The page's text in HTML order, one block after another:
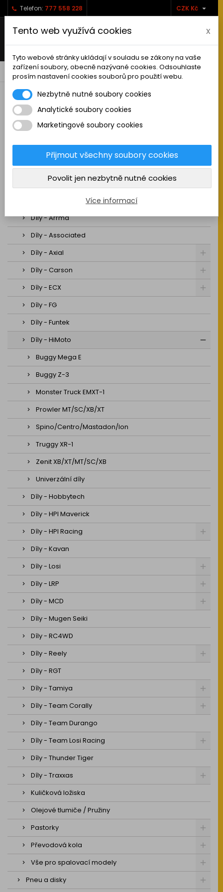
Telefon: 777 558 228 CZK Kč 
   shopping_cart0
RC AUTA
Sestavená auta elektro
Stavebnice aut elektro
Auta na spalovací motor
Náhradní díly
Díly - Arrma
Díly - Associated
Díly - Axial
Díly - Carson
Díly - ECX
Díly - FG
Díly - Funtek
Díly - HiMoto
Buggy Mega E
Buggy Z-3
Monster Truck EMXT-1
Prowler MT/SC/XB/XT
Spino/Centro/Mastadon/Ion
Truggy XR-1
Zenit XB/XT/MT/SC/XB
Univerzální díly
Díly - Hobbytech
Díly - HPI Maverick
Díly - HPI Racing
Díly - Kavan
Díly - Losi
Díly - LRP
Díly - MCD
Díly - Mugen Seiki
Díly - RC4WD
Díly - Reely
Díly - RGT
Díly - Tamiya
Díly - Team Corally
Díly - Team Durango
Díly - Team Losi Racing
Díly - Thunder Tiger
Díly - Traxxas
Kuličková ložiska
Olejové tlumiče / Pružiny
Pastorky
Převodová kola
Vše pro spalovací modely
Pneu a disky
Tento web využívá cookies x
Tyto webové stránky ukládají v souladu se zákony na vaše
zařízení soubory, obecně nazývané cookies. Odsouhlaste
prosím nastavení cookies souborů pro použití webu.
Nezbytně nutné soubory cookies
Analytické soubory cookies
Marketingové soubory cookies
Přijmout všechny soubory cookies
Povolit jen nezbytně nutné cookies
Více informací